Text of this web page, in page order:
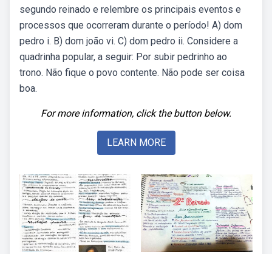
segundo reinado e relembre os principais eventos e
processos que ocorreram durante o período! A) dom
pedro i. B) dom joão vi. C) dom pedro ii. Considere a
quadrinha popular, a seguir: Por subir pedrinho ao
trono. Não fique o povo contente. Não pode ser coisa
boa.
For more information, click the button below.
LEARN MORE